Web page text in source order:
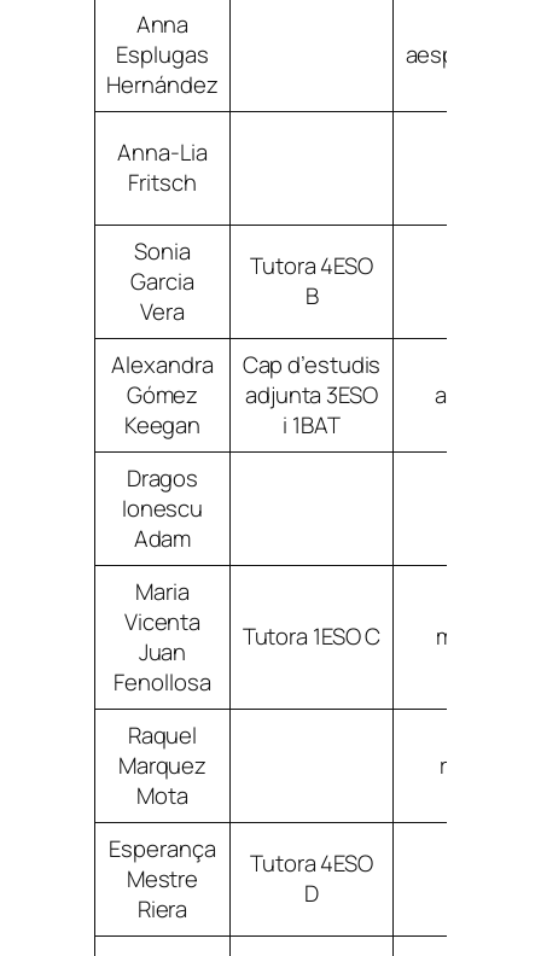
Anna
Esplugas
Hernández
Anna-Lia
Fritsch
Sonia
Garcia
Vera
Tutora 4ESO
B
Alexandra
Gómez
Keegan
Cap d’estudis
adjunta 3ESO
i 1BAT
Dragos
Ionescu
Adam
Maria
Vicenta
Juan
Fenollosa
Tutora 1ESO C
Raquel
Marquez
Mota
Esperança
Mestre
Riera
Tutora 4ESO
D